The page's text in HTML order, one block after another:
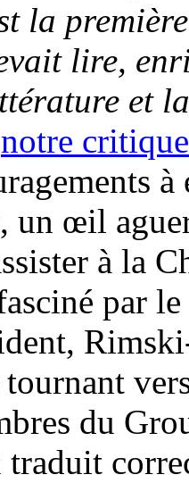
la
lire,
et
notre critique
un œil
à la
par
du
traduit